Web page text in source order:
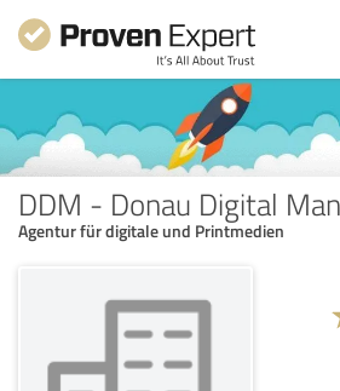
DDM - Donau Digital
Agentur für digitale und Printmedien